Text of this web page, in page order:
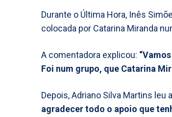
Durante o Última Hora, Inês
colocada por Catarina Miranda
A comentadora explicou:
Foi num grupo, que Catarina
Depois, Adriano Silva Martins leu
agradecer todo o apoio que